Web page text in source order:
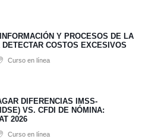
Y PROCESOS DE LA
COSTOS EXCESIVOS
Curso en línea
DIFERENCIAS IMSS-
VS. CFDI DE NÓMINA:
2026
Curso en línea